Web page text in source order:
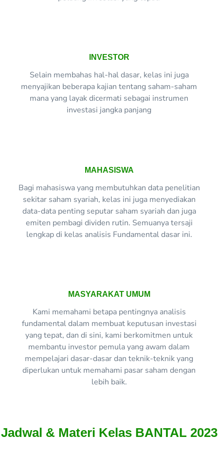
INVESTOR
Selain membahas hal-hal dasar, kelas ini juga
menyajikan beberapa kajian tentang saham-saham
mana yang layak dicermati sebagai instrumen
investasi jangka panjang
MAHASISWA
Bagi mahasiswa yang membutuhkan data penelitian
sekitar saham syariah, kelas ini juga menyediakan
data-data penting seputar saham syariah dan juga
emiten pembagi dividen rutin. Semuanya tersaji
lengkap di kelas analisis Fundamental dasar ini.
MASYARAKAT UMUM
Kami memahami betapa pentingnya analisis
fundamental dalam membuat keputusan investasi
yang tepat, dan di sini, kami berkomitmen untuk
membantu investor pemula yang awam dalam
mempelajari dasar-dasar dan teknik-teknik yang
diperlukan untuk memahami pasar saham dengan
lebih baik.
Jadwal & Materi Kelas BANTAL 2023